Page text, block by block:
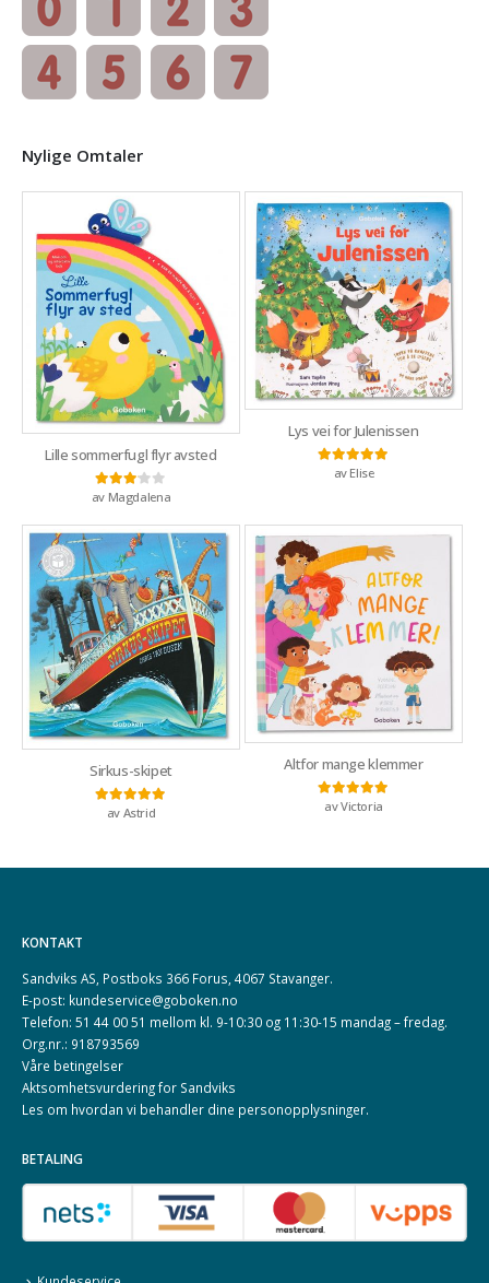
Nylige Omtaler
Lille sommerfugl flyr avsted
Vurdert3av 5
av Magdalena
Lys vei for Julenissen
Vurdert5
av Elise
Sirkus-skipet
Vurdert5
av Astrid
Altfor mange klemmer
Vurdert5av 5
av Victoria
KONTAKT
Sandviks AS, Postboks 366 Forus, 4067 Stavanger.
E-post: kundeservice@goboken.no
Telefon: 51 44 00 51 mellom kl. 9-10:30 og 11:30-15 mandag – fredag.
Org.nr.: 918793569
Våre betingelser
Aktsomhetsvurdering for Sandviks
Les om hvordan vi behandler dine personopplysninger.
BETALING